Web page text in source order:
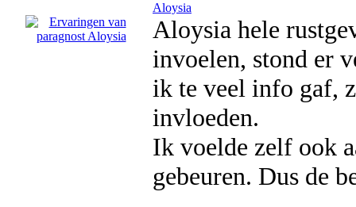
Aloysia
Aloysia hele
invoelen, stond er
ik te veel info gaf,
invloeden.
Ik voelde zelf ook
gebeuren. Dus de